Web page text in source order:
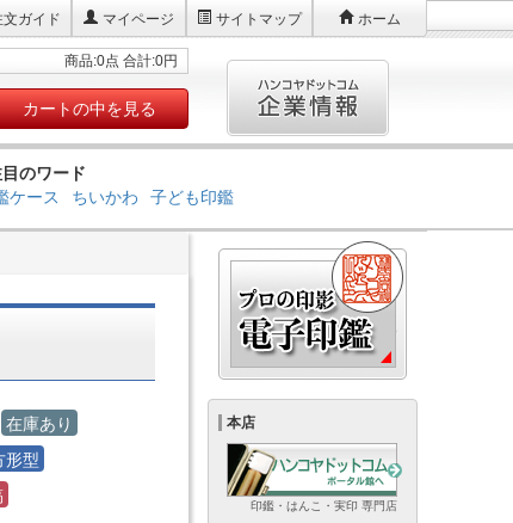
文ガイド マイページ サイトマップ ホーム
商品:0点 合計:0円
カートの中を見る
のワード
ケース
ちいかわ 子ども印鑑
在庫あり
形型
本店
印鑑・はんこ・実印 専門店